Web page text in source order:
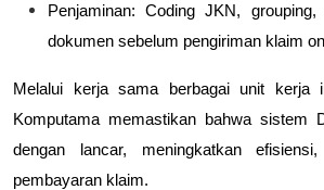
Penjaminan: Coding JKN,
dokumen sebelum pengiriman klaim
Melalui kerja sama berbagai unit kerja
Komputama memastikan bahwa sistem
dengan lancar, meningkatkan
pembayaran klaim.